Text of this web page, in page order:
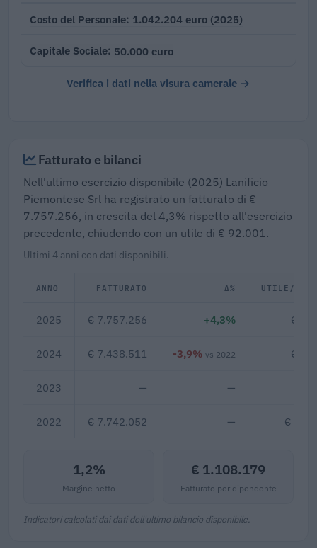
Costo del Personale 1.042.204 euro (2025)
Capitale Sociale 50.000 euro
Verifica i dati nella visura camerale →
Fatturato e bilanci
Nell'ultimo esercizio disponibile (2025) Lanificio
Piemontese Srl ha registrato un fatturato di €
7.757.256, in crescita del 4,3% rispetto all'esercizio
precedente, chiudendo con un utile di € 92.001.
Ultimi 4 anni con dati disponibili.
ANNO FATTURATO Δ% UTILE/
2025 € 7.757.256 +4,3% €
2024 € 7.438.511 -3,9% vs 2022 €
2023 — —
2022 € 7.742.052 — €
1,2%
Margine netto
€ 1.108.179
Fatturato per dipendente
Indicatori calcolati dai dati dell'ultimo bilancio disponibile.